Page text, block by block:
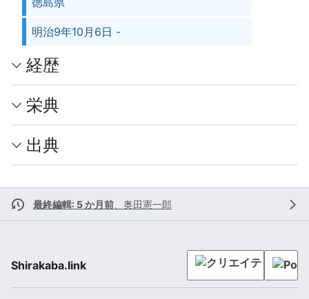
明治9年10月6日 -
経歴
栄典
出典
最終編輯: 5 か月前 奥田憲一郎
Shirakaba.link